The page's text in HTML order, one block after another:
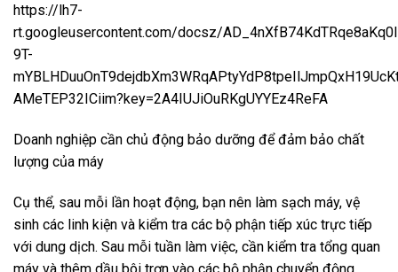
https://lh7-
rt.googleusercontent.com/docsz/
9T-
AMeTEP32ICiim?key=2A4IUJiOuRKgUYYEz4ReFA
Doanh nghiệp cần chủ động bảo dưỡng để đảm bảo chất
lượng của máy
Cụ thể, sau mỗi lần hoạt động, bạn nên làm sạch máy, vệ
sinh các linh kiện và kiểm tra các bộ phận tiếp xúc trực tiếp
với dung dịch. Sau mỗi tuần làm việc, cần kiểm tra tổng quan
máy và thêm dầu bôi trơn vào các bộ phận chuyển động.